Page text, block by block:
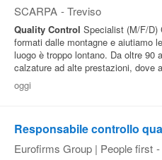
SCARPA - Treviso
Quality Control Specialist (M/F/D)
formati dalle montagne e aiutiamo
luogo è troppo lontano. Da oltre 90
calzature ad alte prestazioni, dove
oggi
Responsabile controllo
Eurofirms Group | People first -